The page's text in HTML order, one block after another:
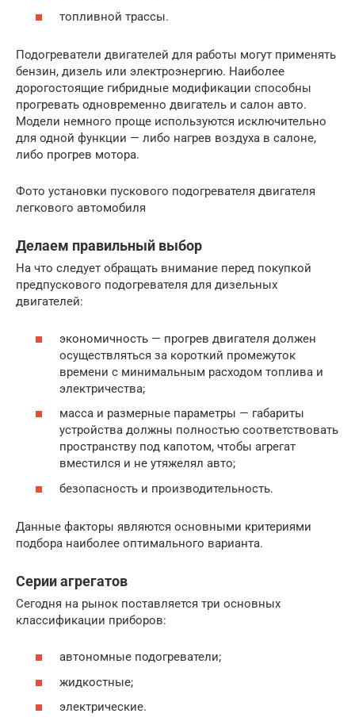
топливной трассы.
Подогреватели двигателей для работы могут применять
бензин, дизель или электроэнергию. Наиболее
дорогостоящие гибридные модификации способны
прогревать одновременно двигатель и салон авто.
Модели немного проще используются исключительно
для одной функции — либо нагрев воздуха в салоне,
либо прогрев мотора.
Фото установки пускового подогревателя двигателя
легкового автомобиля
Делаем правильный выбор
На что следует обращать внимание перед покупкой
предпускового подогревателя для дизельных
двигателей:
экономичность — прогрев двигателя должен
осуществляться за короткий промежуток
времени с минимальным расходом топлива и
электричества;
масса и размерные параметры — габариты
устройства должны полностью соответствовать
пространству под капотом, чтобы агрегат
вместился и не утяжелял авто;
безопасность и производительность.
Данные факторы являются основными критериями
подбора наиболее оптимального варианта.
Серии агрегатов
Сегодня на рынок поставляется три основных
классификации приборов:
автономные подогреватели;
жидкостные;
электрические.